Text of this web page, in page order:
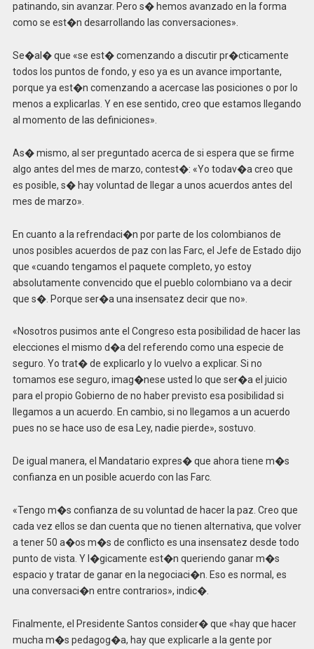
patinando, sin avanzar. Pero s� hemos avanzado en la forma
como se est�n desarrollando las conversaciones».
Se�al� que «se est� comenzando a discutir pr�cticamente
todos los puntos de fondo, y eso ya es un avance importante,
porque ya est�n comenzando a acercase las posiciones o por lo
menos a explicarlas. Y en ese sentido, creo que estamos llegando
al momento de las definiciones».
As� mismo, al ser preguntado acerca de si espera que se firme
algo antes del mes de marzo, contest�: «Yo todav�a creo que
es posible, s� hay voluntad de llegar a unos acuerdos antes del
mes de marzo».
En cuanto a la refrendaci�n por parte de los colombianos de
unos posibles acuerdos de paz con las Farc, el Jefe de Estado dijo
que «cuando tengamos el paquete completo, yo estoy
absolutamente convencido que el pueblo colombiano va a decir
que s�. Porque ser�a una insensatez decir que no».
«Nosotros pusimos ante el Congreso esta posibilidad de hacer las
elecciones el mismo d�a del referendo como una especie de
seguro. Yo trat� de explicarlo y lo vuelvo a explicar. Si no
tomamos ese seguro, imag�nese usted lo que ser�a el juicio
para el propio Gobierno de no haber previsto esa posibilidad si
llegamos a un acuerdo. En cambio, si no llegamos a un acuerdo
pues no se hace uso de esa Ley, nadie pierde», sostuvo.
De igual manera, el Mandatario expres� que ahora tiene m�s
confianza en un posible acuerdo con las Farc.
«Tengo m�s confianza de su voluntad de hacer la paz. Creo que
cada vez ellos se dan cuenta que no tienen alternativa, que volver
a tener 50 a�os m�s de conflicto es una insensatez desde todo
punto de vista. Y l�gicamente est�n queriendo ganar m�s
espacio y tratar de ganar en la negociaci�n. Eso es normal, es
una conversaci�n entre contrarios», indic�.
Finalmente, el Presidente Santos consider� que «hay que hacer
mucha m�s pedagog�a, hay que explicarle a la gente por